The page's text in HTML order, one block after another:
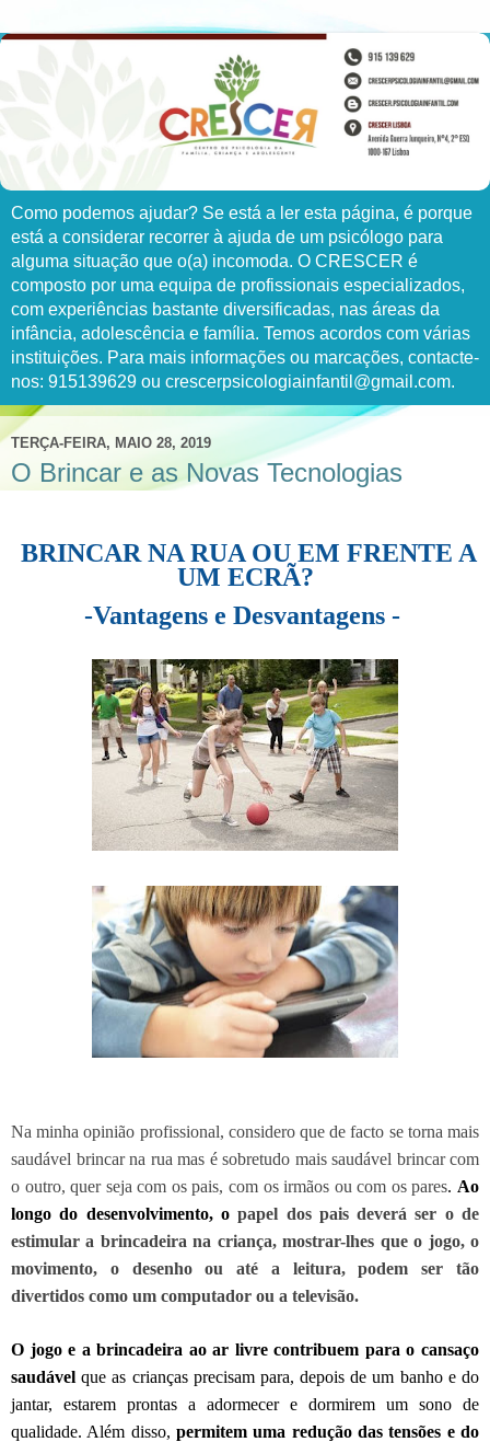
Como podemos ajudar? Se está a ler esta página, é porque
está a considerar recorrer à ajuda de um psicólogo para
alguma situação que o(a) incomoda. O CRESCER é
composto por uma equipa de profissionais especializados,
com experiências bastante diversificadas, nas áreas da
infância, adolescência e família. Temos acordos com várias
instituições. Para mais informações ou marcações, contacte-
nos: 915139629 ou crescerpsicologiainfantil@gmail.com.
TERÇA-FEIRA, MAIO 28, 2019
O Brincar e as Novas Tecnologias
BRINCAR NA RUA OU EM FRENTE A
UM ECRÃ?
-Vantagens e Desvantagens -
Na minha opinião profissional, considero que de facto se torna mais
saudável brincar na rua mas é sobretudo mais saudável brincar com
o outro, quer seja com os pais, com os irmãos ou com os pares. Ao
longo do desenvolvimento, opapel dos pais deverá ser o de
estimular a brincadeira na criança, mostrar-lhes que o jogo, o
movimento, o desenho ou até a leitura, podem ser tão
divertidos como um computador ou a televisão.
O jogo e a brincadeira ao ar livre contribuem para o cansaço
saudável que as crianças precisam para, depois de um banho e do
jantar, estarem prontas a adormecer e dormirem um sono de
qualidade. Além disso, permitem uma redução das tensões e do